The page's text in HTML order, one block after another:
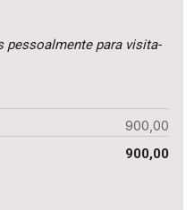
pessoalmente para visita-
900,00
900,00